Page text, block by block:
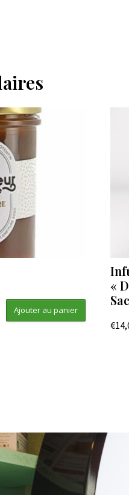
Ajouter au panier
«
€